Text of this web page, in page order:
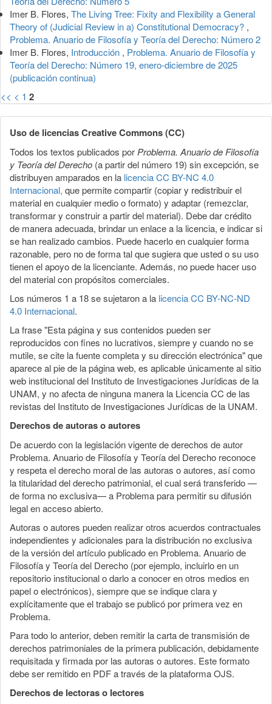
Imer B. Flores, The Living Tree: Fixity and Flexibility a General
Theory of (Judicial Review in a) Constitutional Democracy? ,
Problema. Anuario de Filosofía y Teoría del Derecho: Número 2
Imer B. Flores, Introducción , Problema. Anuario de Filosofía y
Teoría del Derecho: Número 19, enero-diciembre de 2025
(publicación continua)
<< < 1 2
Uso de licencias Creative Commons (CC)
Todos los textos publicados por Problema. Anuario de Filosofía
y Teoría del Derecho (a partir del número 19) sin excepción, se
distribuyen amparados en la licencia CC BY-NC 4.0
Internacional, que permite compartir (copiar y redistribuir el
material en cualquier medio o formato) y adaptar (remezclar,
transformar y construir a partir del material). Debe dar crédito
de manera adecuada, brindar un enlace a la licencia, e indicar si
se han realizado cambios. Puede hacerlo en cualquier forma
razonable, pero no de forma tal que sugiera que usted o su uso
tienen el apoyo de la licenciante. Además, no puede hacer uso
del material con propósitos comerciales.
Los números 1 a 18 se sujetaron a la licencia CC BY-NC-ND
4.0 Internacional.
La frase "Esta página y sus contenidos pueden ser
reproducidos con fines no lucrativos, siempre y cuando no se
mutile, se cite la fuente completa y su dirección electrónica" que
aparece al pie de la página web, es aplicable únicamente al sitio
web institucional del Instituto de Investigaciones Jurídicas de la
UNAM, y no afecta de ninguna manera la Licencia CC de las
revistas del Instituto de Investigaciones Jurídicas de la UNAM.
Derechos de autoras o autores
De acuerdo con la legislación vigente de derechos de autor
Problema. Anuario de Filosofía y Teoría del Derecho reconoce
y respeta el derecho moral de las autoras o autores, así como
la titularidad del derecho patrimonial, el cual será transferido —
de forma no exclusiva— a Problema para permitir su difusión
legal en acceso abierto.
Autoras o autores pueden realizar otros acuerdos contractuales
independientes y adicionales para la distribución no exclusiva
de la versión del artículo publicado en Problema. Anuario de
Filosofía y Teoría del Derecho (por ejemplo, incluirlo en un
repositorio institucional o darlo a conocer en otros medios en
papel o electrónicos), siempre que se indique clara y
explícitamente que el trabajo se publicó por primera vez en
Problema.
Para todo lo anterior, deben remitir la carta de transmisión de
derechos patrimoniales de la primera publicación, debidamente
requisitada y firmada por las autoras o autores. Este formato
debe ser remitido en PDF a través de la plataforma OJS.
Derechos de lectoras o lectores